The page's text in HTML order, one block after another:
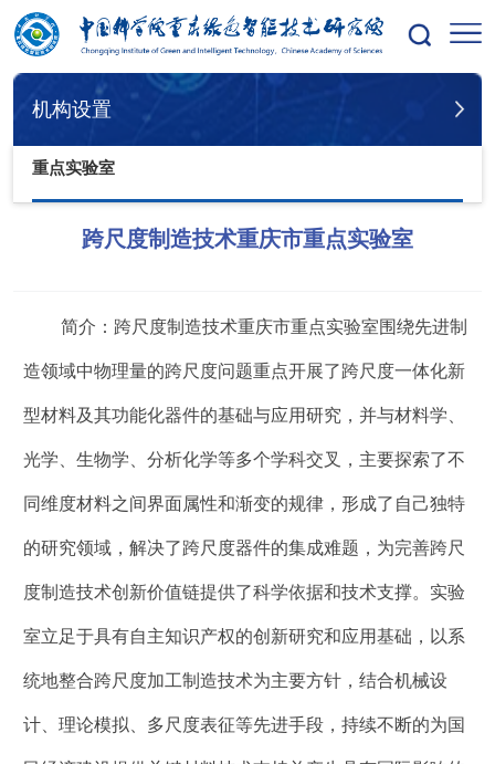
您的位置：首页 机构设置 科研平台 重点实验室
机构设置
重点实验室
跨尺度制造技术重庆市重点实验室
简介：跨尺度制造技术重庆市重点实验室围绕先进制
造领域中物理量的跨尺度问题重点开展了跨尺度一体化新
型材料及其功能化器件的基础与应用研究，并与材料学、
光学、生物学、分析化学等多个学科交叉，主要探索了不
同维度材料之间界面属性和渐变的规律，形成了自己独特
的研究领域，解决了跨尺度器件的集成难题，为完善跨尺
度制造技术创新价值链提供了科学依据和技术支撑。实验
室立足于具有自主知识产权的创新研究和应用基础，以系
统地整合跨尺度加工制造技术为主要方针，结合机械设
计、理论模拟、多尺度表征等先进手段，持续不断的为国